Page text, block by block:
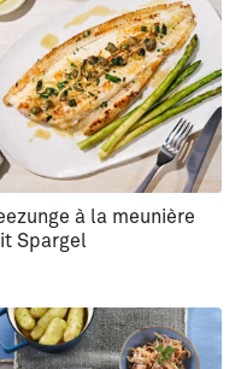
à la meunière
Spargel